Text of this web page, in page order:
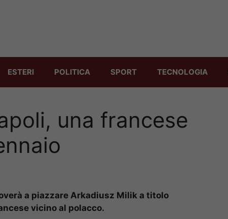
ESTERI POLITICA SPORT TECNOLOGIA
una francese
a piazzare Arkadiusz Milik a titolo
vicino al polacco.